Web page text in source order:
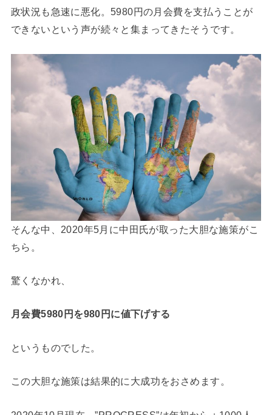
政状況も急速に悪化。5980円の月会費を支払うことが
できないという声が続々と集まってきたそうです。
そんな中、2020年5月に中田氏が取った大胆な施策がこ
ちら。
驚くなかれ、
月会費5980円を980円に値下げする
というものでした。
この大胆な施策は結果的に大成功をおさめます。